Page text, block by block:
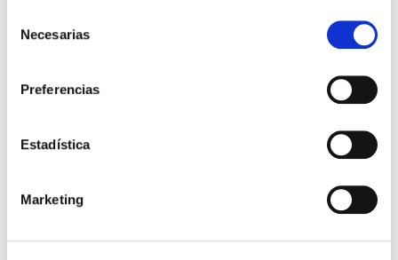
Necesarias
Preferencias
Estadística
Marketing
¿Cuáles son las posibles
escroto)